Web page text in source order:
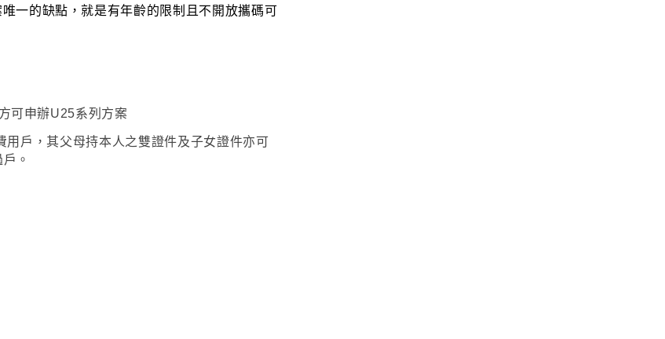
一的缺點 ，就是有年齡的限制且不開放攜碼可
可申辦U25系列方案
戶，其父母持本人之雙證件及子女證件亦可
。